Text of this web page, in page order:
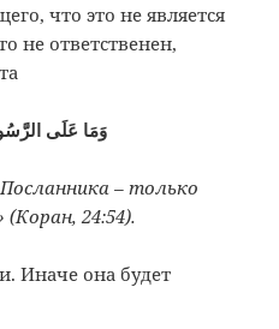
что это не является
не ответственен,
وَمَا عَلَى
– только
24:54).
Иначе она будет